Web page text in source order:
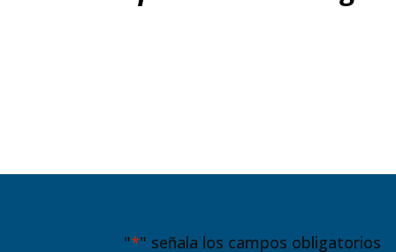
"*" señala los campos obligatorios